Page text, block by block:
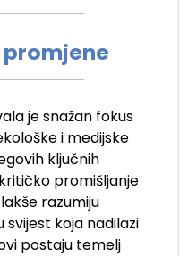
je snažan fokus
i medijske
ključnih
promišljanje
razumiju
svijest koja nadilazi
postaju temelj